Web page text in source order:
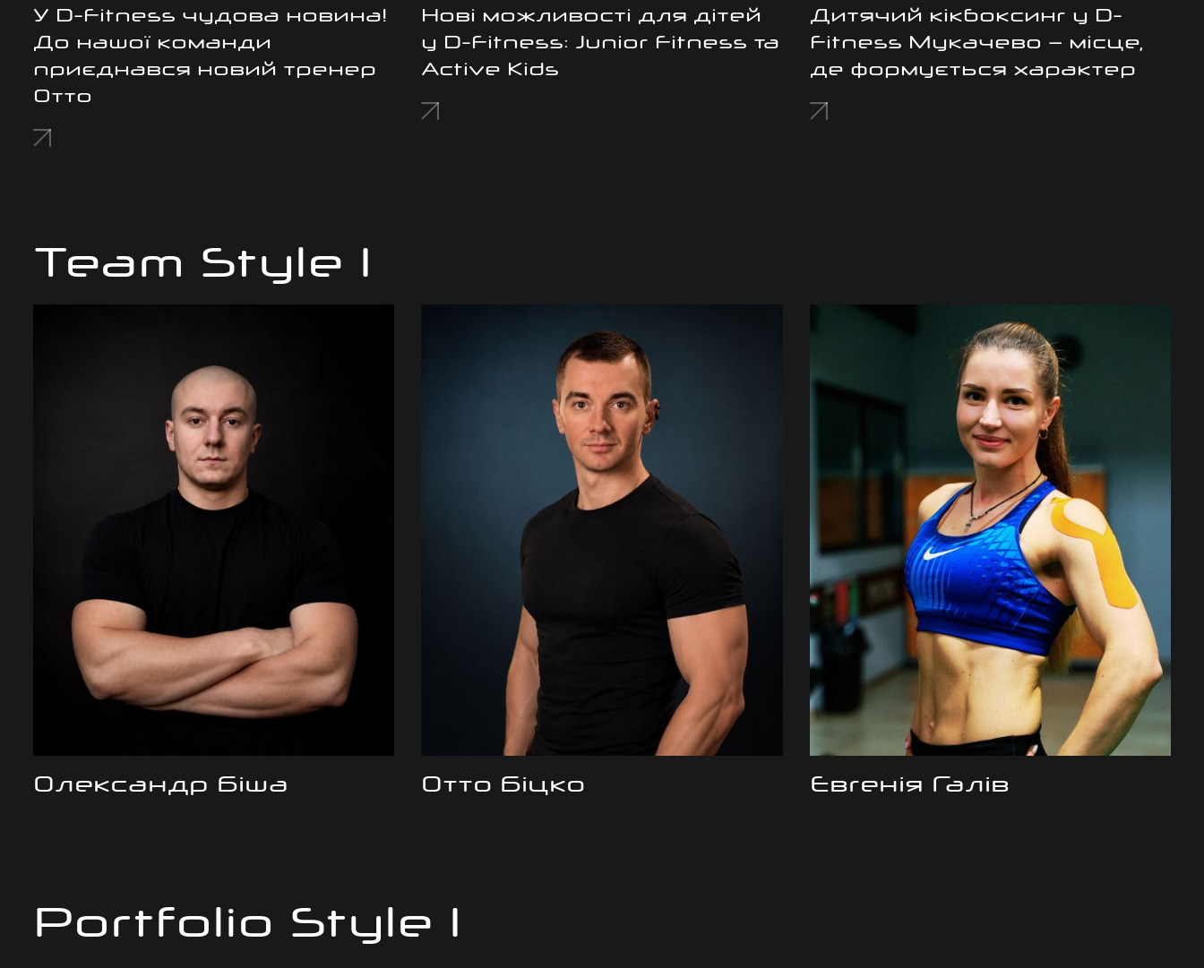
У D-Fitness чудова новина!
До нашої команди
приєднався новий тренер
Отто
Нові можливості для дітей
у D-Fitness: Junior Fitness та
Active Kids
Дитячий кікбоксинг у D-
Fitness Мукачево — місце,
де формується характер
Team Style 1
Олександр Біша Отто Біцко Євгенія Галів
Portfolio Style 1